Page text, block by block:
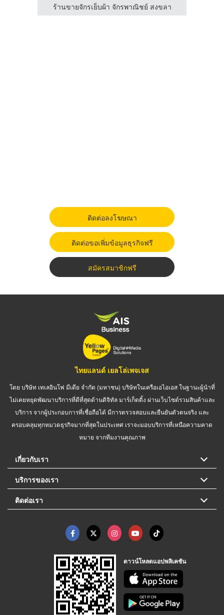
ร้านขายจักรเย็บผ้า จักรพาณิชย์ สงขลา
ติดต่อลงโฆษณา
ติดต่อขอเพิ่มข้อมูลธุรกิจฟรี
สมัครสมาชิกฟรี
ไทยแลนด์ เยลโล่เพจเจส
โดย บริษัท เทเลอินโฟ มีเดีย จำกัด (มหาชน) บริษัทในเครือเอไอเอส ในฐานะผู้นำที่
ไม่เคยหยุดพัฒนาบริการที่ดีที่สุดด้านดิจิทัล มาร์เก็ตติ้ง ผ่านเว็บไซต์รวมสินค้าและ
บริการ จากผู้ประกอบการที่เชื่อถือได้ มีการตรวจสอบและยืนยันตัวตนจริง และ
ครอบคลุมทุกหมวดธุรกิจมากที่สุดในประเทศ เราจะมอบบริการที่เหนือความคาด
หมาย จากทีมงานคุณภาพ
เกี่ยวกับเรา
บริการของเรา
ติดต่อเรา
ดาวน์โหลดแอปพลิเคชัน